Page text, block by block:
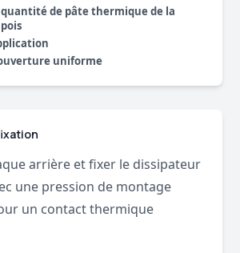
de pâte thermique de la
uniforme
arrière et fixer le dissipateur
une pression de montage
un contact thermique